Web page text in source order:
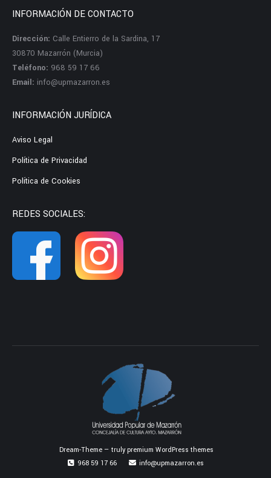
INFORMACIÓN DE CONTACTO
Dirección: Calle Entierro de la Sardina, 17
30870 Mazarrón (Murcia)
Teléfono: 968 59 17 66
Email: info@upmazarron.es
INFORMACIÓN JURÍDICA
Aviso Legal
Política de Privacidad
Política de Cookies
REDES SOCIALES:
Dream-Theme — trulypremium WordPress themes
968 59 17 66
info@upmazarron.es